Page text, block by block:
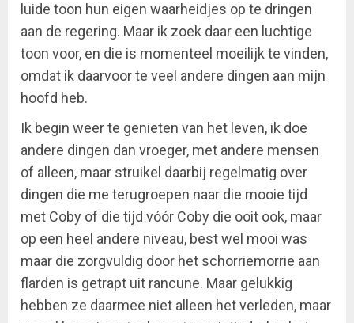
luide toon hun eigen waarheidjes op te dringen
aan de regering. Maar ik zoek daar een luchtige
toon voor, en die is momenteel moeilijk te vinden,
omdat ik daarvoor te veel andere dingen aan mijn
hoofd heb.
Ik begin weer te genieten van het leven, ik doe
andere dingen dan vroeger, met andere mensen
of alleen, maar struikel daarbij regelmatig over
dingen die me terugroepen naar die mooie tijd
met Coby of die tijd vóór Coby die ooit ook, maar
op een heel andere niveau, best wel mooi was
maar die zorgvuldig door het schorriemorrie aan
flarden is getrapt uit rancune. Maar gelukkig
hebben ze daarmee niet alleen het verleden, maar